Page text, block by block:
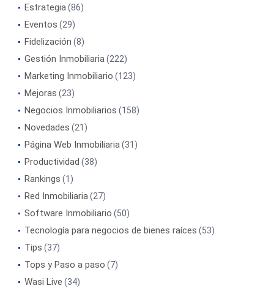
Estrategia(86)
Eventos (29)
Fidelización (8)
Gestión Inmobiliaria(222)
Marketing Inmobiliario (123)
Mejoras (23)
Negocios Inmobiliarios (158)
Novedades (21)
Página Web Inmobiliaria(31)
Productividad (38)
Rankings (1)
Red Inmobiliaria(27)
Software Inmobiliario (50)
Tecnología para negocios de bienes raíces (53)
Tips (37)
Tops y Paso a paso (7)
Wasi Live (34)